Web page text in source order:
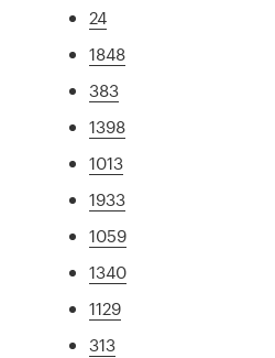
24
1848
383
1398
1013
1933
1059
1340
1129
313